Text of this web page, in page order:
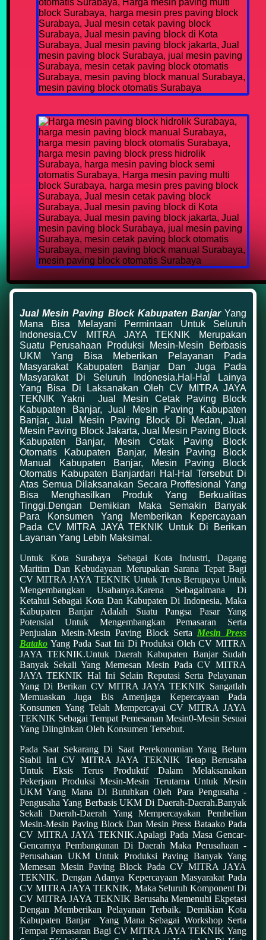
Jual Mesin Paving Block Kabupaten Banjar Yang
Mana Bisa Melayani Permintaan Untuk Seluruh
Indonesia.CV MITRA JAYA TEKNIK Merupakan
Suatu Perusahaan Produksi Mesin-Mesin Berbasis
UKM Yang Bisa Meberikan Pelayanan Pada
Masyarakat Kabupaten Banjar Dan Juga Pada
Masyarakat Di Seluruh Indonesia.hal-Hal Lainya
Yang Bisa Di Laksanakan Oleh CV MITRA JAYA
TEKNIK YakniJual Mesin Cetak Paving Block
Kabupaten Banjar, Jual Mesin Paving Kabupaten
Banjar, Jual Mesin Paving Block Di Medan, Jual
Mesin Paving Block Jakarta, Jual Mesin Paving Block
Kabupaten Banjar, Mesin Cetak Paving Block
Otomatis Kabupaten Banjar, Mesin Paving Block
Manual Kabupaten Banjar, Mesin Paving Block
Otomatis Kabupaten BanjarDari Hal-Hal Tersebut Di
Atas Semua Dilaksanakan Secara Proffesional Yang
Bisa Menghasilkan Produk Yang Berkualitas
Tinggi.Dengan Demikian Maka Semakin Banyak
Para Konsumen Yang Memberikan Kepercayaan
Pada CV MITRA JAYA TEKNIK Untuk Di Berikan
Layanan Yang Lebih Maksimal.
Untuk Kota Surabaya Sebagai Kota Industri, Dagang
Maritim Dan Kebudayaan Merupakan Sarana Tepat Bagi
CV MITRA JAYA TEKNIK Untuk Terus Berupaya Untuk
Mengembangkan Usahanya.karena Sebagaimana Di
Ketahui Sebagai Kota Dan Kabupaten Di Indonesia, Maka
Kabupaten Banjar Adalah Suatu Pangsa Pasar Yang
Potensial Untuk Mengembangkan Pemasaran Serta
Penjualan Mesin-Mesin Paving Block Serta Mesin Press
Batako Yang Pada Saat Ini Di Produksi Oleh CV MITRA
JAYA TEKNIK.Untuk Daerah Kabupaten Banjar Sudah
Banyak Sekali Yang Memesan Mesin Pada CV MITRA
JAYA TEKNIK Hal Ini Selain Reputasi Serta Pelayanan
Yang Di Berikan CV MITRA JAYA TEKNIK Sangatlah
Memuaskan Juga Bis Amenjaga Kepercayaan Pada
Konsumen Yang Telah Mempercayai CV MITRA JAYA
TEKNIK Sebagai Tempat Pemesanan Mesin0-Mesin Sesuai
Yang Diinginkan Oleh Konsumen Tersebut.
Pada Saat Sekarang Di Saat Perekonomian Yang Belum
Stabil Ini CV MITRA JAYA TEKNIK Tetap Berusaha
Untuk Eksis Terus Produktif Dalam Melaksanakan
Pekerjaan Produksi Mesin-Mesin Terutama Untuk Mesin
UKM Yang Mana Di Butuhkan Oleh Para Pengusaha -
Pengusaha Yang Berbasis UKM Di Daerah-Daerah.Banyak
Sekali Daerah-Daerah Yang Mempercayakan Pembelian
Mesin-Mesin Paving Block Dan Mesin Press Bataako Pada
CV MITRA JAYA TEKNIK.Apalagi Pada Masa Gencar-
Gencarnya Pembangunan Di Daerah Maka Perusahaan -
Perusahaan UKM Untuk Produksi Paving Banyak Yang
Memesan Mesin Paving Block Pada CV MITRA JAYA
TEKNIK. Dengan Adanya Kepercayaan Masyarakat Pada
CV MITRA JAYA TEKNIK, Maka Seluruh Komponent Di
CV MITRA JAYA TEKNIK Berusaha Memenuhi Ekpetasi
Dengan Memberikan Pelayanan Terbaik. Demikian Kota
Kabupaten Banjar Yang Mana Sebagai Workshop Serta
Tempat Pemasaran Bagi CV MITRA JAYA TEKNIK Yang